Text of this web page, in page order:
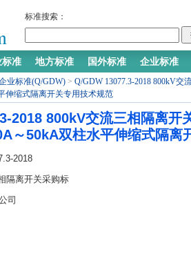
标准搜索：
标准 地方标准 国外标准 企业标准
业标准(Q/GDW) > Q/GDW 13077.3-2018 800kV
伸缩式隔离开关专用技术规范
2018 800kV交流三相隔离开
～50kA双柱水平伸缩式隔离
2018
隔离开关采购标
～50kA双柱水平
范
司